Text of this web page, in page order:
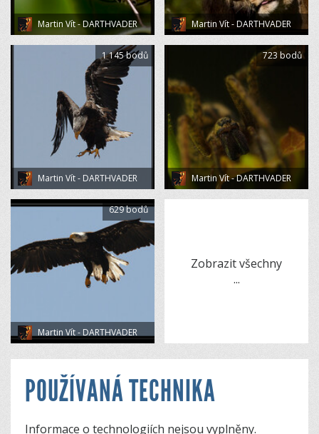
Martin Vít - DARTHVADER Martin Vít - DARTHVADER
Martin Vít - DARTHVADER
1 145 bodů
Martin Vít - DARTHVADER
723 bodů
Martin Vít - DARTHVADER
629 bodů
Zobrazit všechny
...
POUŽÍVANÁ TECHNIKA
Informace o technologiích nejsou vyplněny.